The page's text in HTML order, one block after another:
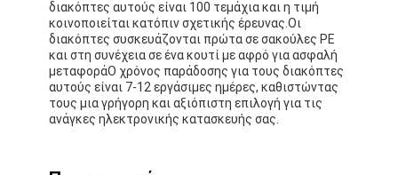
Γραφική επικάλυψη
Ιατρικός διακόπτης μεμβρανών
Διακόπτης επίπεδης μεμβράνης
διακόπτες αυτούς είναι 100 τεμάχια και η τιμή
κοινοποιείται κατόπιν σχετικής έρευνας.Οι
διακόπτες συσκευάζονται πρώτα σε σακούλες PE
και στη συνέχεια σε ένα κουτί με αφρό για ασφαλή
μεταφοράΟ χρόνος παράδοσης για τους διακόπτες
αυτούς είναι 7-12 εργάσιμες ημέρες, καθιστώντας
τους μια γρήγορη και αξιόπιστη επιλογή για τις
ανάγκες ηλεκτρονικής κατασκευής σας.